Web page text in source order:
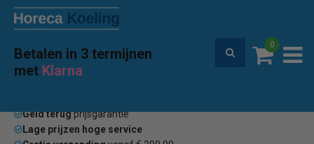
Betalen in 3 termijnen
met Klarna
0
Premium service en garantie
Home Merken
Geld terugprijsgarantie
Lage prijzen hoge service